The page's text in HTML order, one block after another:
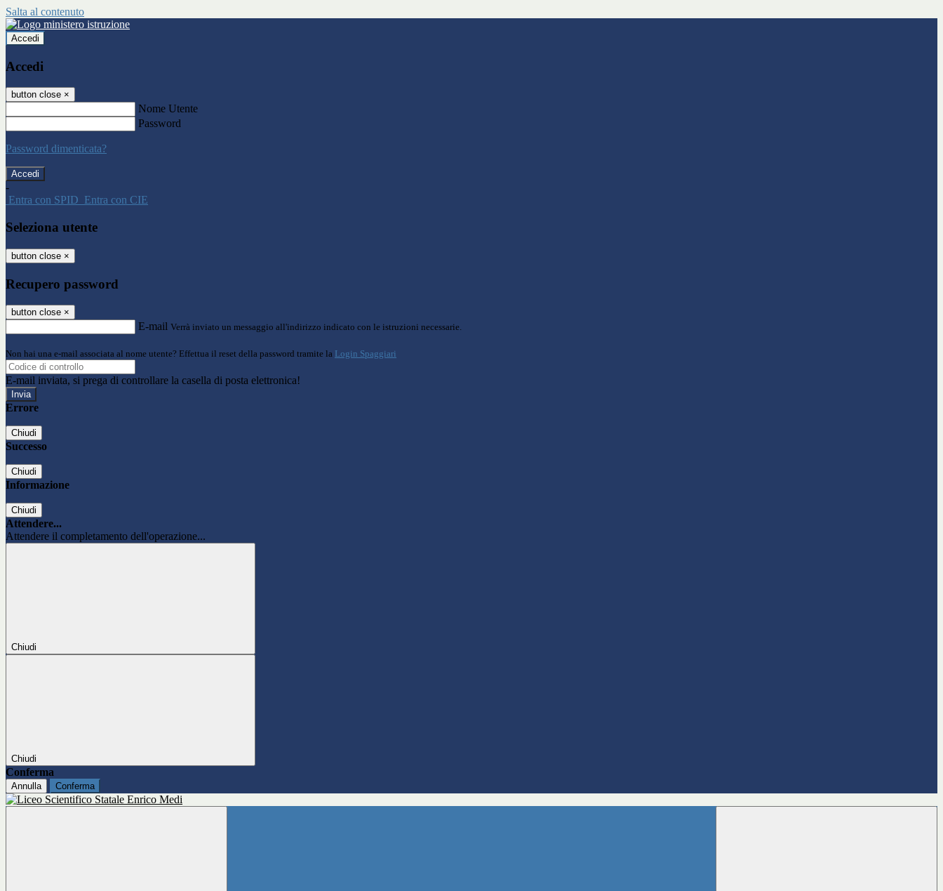
Salta al contenuto
Accedi
Accedi
button close ×
Nome Utente
Password
Password dimenticata?
-
Entra con SPID Entra con CIE
Seleziona utente
button close ×
Recupero password
button close ×
E-mail Verrà inviato un messaggio all'indirizzo indicato con le istruzioni necessarie.
Non hai una e-mail associata al nome utente? Effettua il reset della password tramite la Login Spaggiari
E-mail inviata, si prega di controllare la casella di posta elettronica!
Errore
Chiudi
Successo
Chiudi
Informazione
Chiudi
Attendere...
Attendere il completamento dell'operazione...
Chiudi
Chiudi
Conferma
Annulla Conferma